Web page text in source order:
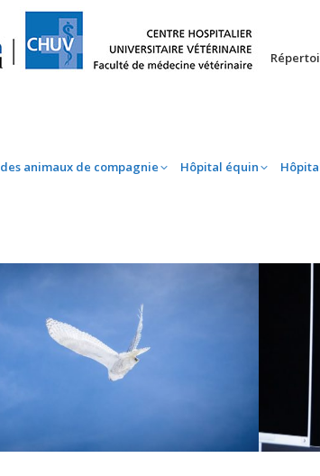
animaux de compagnie Hôpital équin
Hôpital des animaux de compagnie Hôpital équin